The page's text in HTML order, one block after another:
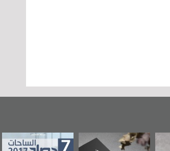
حصاد 2017
عاشوراء البحرين...